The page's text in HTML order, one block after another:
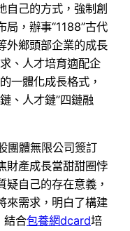
自己的方式，強制創
局，辦事“1188”古代
外鄉頭部企業的成長
、人才培育適配企
一體化成長格式，
、人才鏈”四鏈融
團體無限公司簽訂
財產成長當甜甜圈悖
自己的存在意義，
來需求，明白了構建
結合包養網dcard培